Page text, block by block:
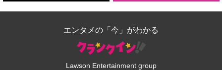
エンタメの「今」がわかる
Lawson Entertainment group